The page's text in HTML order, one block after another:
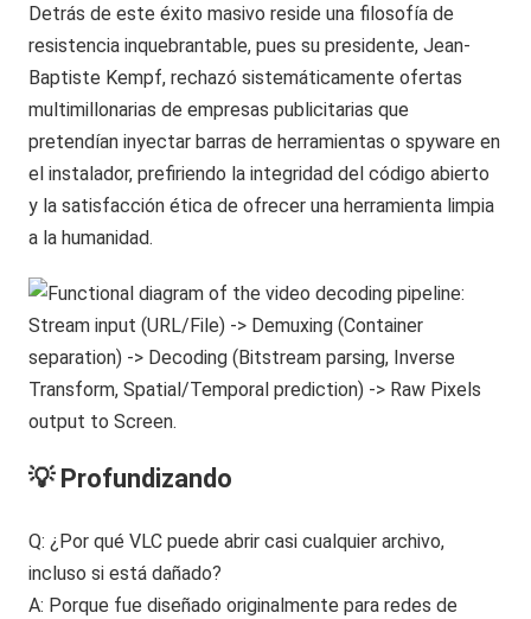
Detrás de este éxito masivo reside una filosofía de
resistencia inquebrantable, pues su presidente, Jean-
Baptiste Kempf, rechazó sistemáticamente ofertas
multimillonarias de empresas publicitarias que
pretendían inyectar barras de herramientas o spyware en
el instalador, prefiriendo la integridad del código abierto
y la satisfacción ética de ofrecer una herramienta limpia
a la humanidad.
💡 Profundizando
Q: ¿Por qué VLC puede abrir casi cualquier archivo,
incluso si está dañado?
A: Porque fue diseñado originalmente para redes de